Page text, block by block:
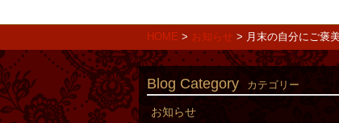
HOME > お知らせ > 月末の自分にご褒
Blog Category カテゴリー
お知らせ